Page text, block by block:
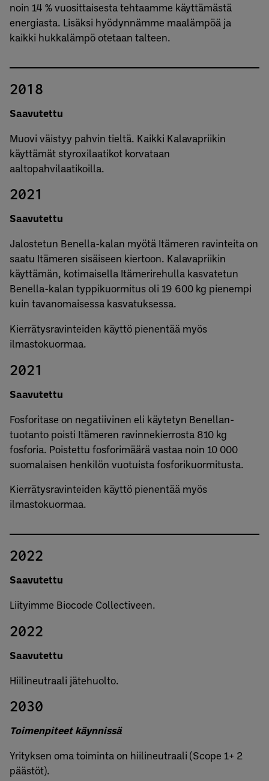
noin 14 % vuosittaisesta tehtaamme käyttämästä
energiasta. Lisäksi hyödynnämme maalämpöä ja
kaikki hukkalämpö otetaan talteen.
2018
Saavutettu
Muovi väistyy pahvin tieltä. Kaikki Kalavapriikin
käyttämät styroxilaatikot korvataan
aaltopahvilaatikoilla.
2021
Saavutettu
Jalostetun Benella-kalan myötä Itämeren ravinteita on
saatu Itämeren sisäiseen kiertoon. Kalavapriikin
käyttämän, kotimaisella Itämerirehulla kasvatetun
Benella-kalan typpikuormitus oli 19 600 kg pienempi
kuin tavanomaisessa kasvatuksessa.
Kierrätysravinteiden käyttö pienentää myös
ilmastokuormaa.
2021
Saavutettu
Fosforitase on negatiivinen eli käytetyn Benellan-
tuotanto poisti Itämeren ravinnekierrosta 810 kg
fosforia. Poistettu fosforimäärä vastaa noin 10 000
suomalaisen henkilön vuotuista fosforikuormitusta.
Kierrätysravinteiden käyttö pienentää myös
ilmastokuormaa.
2022
Saavutettu
Liityimme Biocode Collectiveen.
2022
Saavutettu
Hiilineutraali jätehuolto.
2030
Toimenpiteet käynnissä
Yrityksen oma toiminta on hiilineutraali (Scope 1+ 2
päästöt).